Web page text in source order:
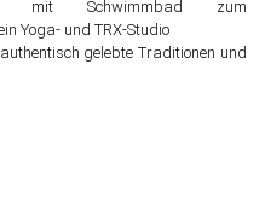
mit Schwimmbad zum
Yoga- und TRX-Studio
gelebte Traditionen und